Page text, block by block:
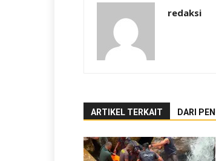
redaksi
ARTIKEL TERKAIT DARI